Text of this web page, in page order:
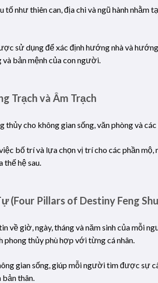
tố như thiên can, địa chi và ngũ hành nhằm
sử dụng để xác định hướng nhà và
bản mệnh của con người.
Trạch và Âm Trạch
thủy cho không gian sống, văn phòng và
bố trí và lựa chọn vị trí cho các phần
thế hệ sau.
(Four Pillars of Destiny Feng
về giờ, ngày, tháng và năm sinh của mỗi
thủy phù hợp với từng cá nhân.
gian sống, giúp mỗi người tìm được sự
thân.